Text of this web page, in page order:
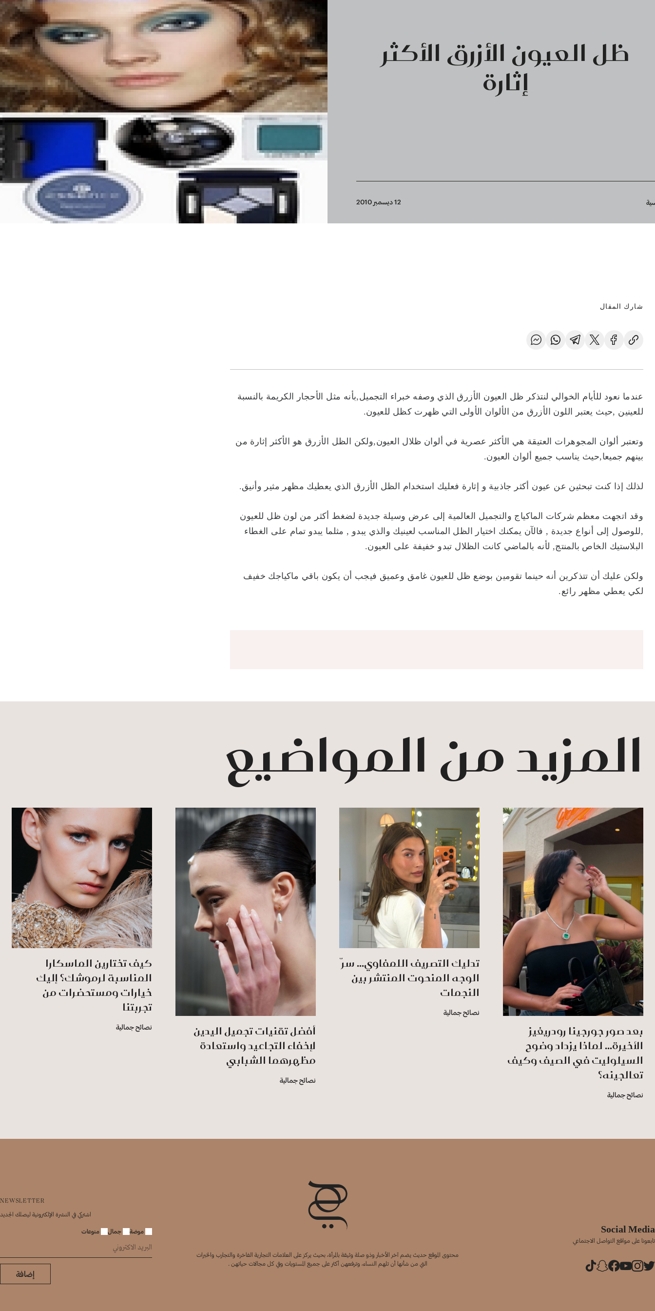
ظل العيون الأزرق الأكثر
إثارة
12 ديسمبر 2010
شارك المقال
عندما نعود للأيام الخوالي لنتذكر ظل العيون الأزرق الذي وصفه خبراء التجميل,بأنه مثل الأحجار الكريمة بالنسبة
للعينين ,حيث يعتبر اللون الأزرق من الألوان الأولى التي ظهرت كظل للعيون.
وتعتبر ألوان المجوهرات العتيقة هي الأكثر عصرية في ألوان ظلال العيون,ولكن الظل الأزرق هو الأكثر إثارة من
بينهم جميعا,حيث يناسب جميع ألوان العيون.
لذلك إذا كنت تبحثين عن عيون أكثر جاذبية و إثارة فعليك استخدام الظل الأزرق الذي يعطيك مظهر مثير وأنيق.
وقد اتجهت معظم شركات الماكياج والتجميل العالمية إلى عرض وسيلة جديدة لضغط أكثر من لون ظل للعيون
,للوصول إلى أنواع جديدة , فالآن يمكنك اختيار الظل المناسب لعينيك والذي يبدو , مثلما يبدو تمام على الغطاء
البلاستيك الخاص بالمنتج, لأنه بالماضي كانت الظلال تبدو خفيفة على العيون.
ولكن عليك أن تتذكرين أنه حينما تقومين بوضع ظل للعيون غامق وعميق فيجب أن يكون باقي ماكياجك خفيف
لكي يعطي مظهر رائع.
المزيد من المواضيع
بعد صور جورجينا رودريغيز
الأخيرة... لماذا يزداد وضوح
السيلوليت في الصيف وكيف
تعالجينه؟
نصائح جمالية
تدليك التصريف اللمفاوي... سرّ
الوجه المنحوت المنتشر بين
النجمات
نصائح جمالية
أفضل تقنيات تجميل اليدين
لإخفاء التجاعيد واستعادة
مظهرهما الشبابي
نصائح جمالية
كيف تختارين الماسكارا
المناسبة لرموشك؟ إليك
خيارات ومستحضرات من
تجربتنا
نصائح جمالية
NEWSLETTER
اشتركي في النشرة الإلكترونية ليصلك الجديد
موضة جمال منوعات
إضافة
محتوى الموقع حديث يضم آخر الأخبار وذو صلة وثيقة بالمرأة، بحيث يركز على العلامات التجارية الفاخرة والتجارب والخبرات
التي من شأنها أن تلهم النساء، وترفعهن أكثر على جميع المستويات وفي كل مجالات حياتهن .
Social Media
تابعونا على مواقع التواصل الاجتماعي